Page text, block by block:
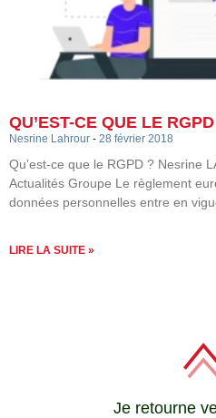
QU’EST-CE QUE LE
Nesrine Lahrour 28 février 2018
Qu’est-ce que le RGPD ? Nesrine
Actualités Groupe Le règlement
données personnelles entre en
LIRE LA SUITE »
Je retourne